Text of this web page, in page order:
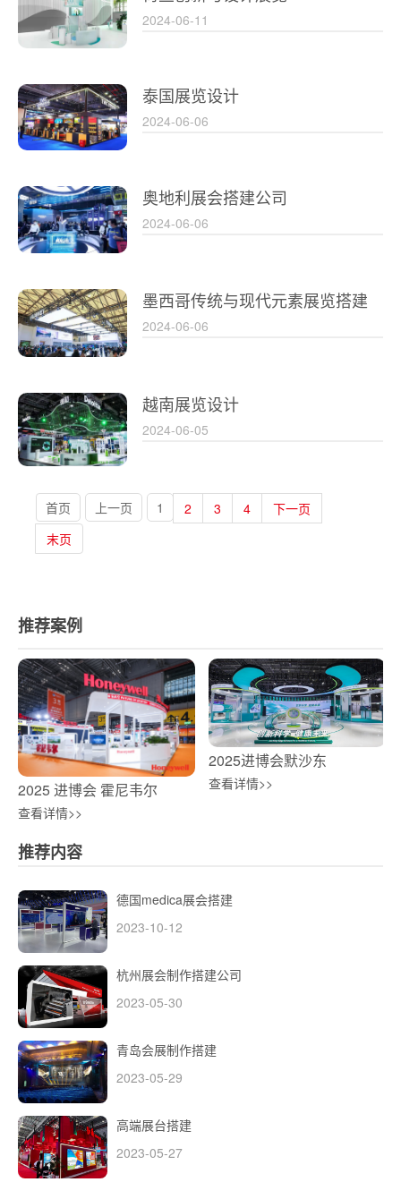
2024-06-11
泰国展览设计
2024-06-06
奥地利展会搭建公司
2024-06-06
墨西哥传统与现代元素展览搭建
2024-06-06
越南展览设计
2024-06-05
首页 上一页 1 2 3 4
下一页
末页
推荐案例
2025 进博会 霍尼韦尔
查看详情>>
2025进博会默沙东
查看详情>>
推荐内容
德国medica展会搭建
2023-10-12
杭州展会制作搭建公司
2023-05-30
青岛会展制作搭建
2023-05-29
高端展台搭建
2023-05-27